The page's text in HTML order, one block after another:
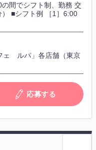
間でシフト制、勤務 交
■シフト例 ［1］6:00
ェ ルパ」各店舗（東京
応募する